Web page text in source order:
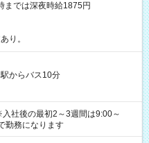
までは深夜時給1875円
り。
からバス10分
社後の最初2～3週間は9:00～
勤務になります